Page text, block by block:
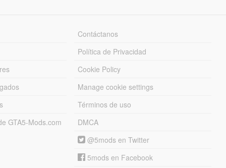
GTA5-Mods.com
Contáctanos
Política de Privacidad
Cookie Policy
Manage cookie settings
Términos de uso
DMCA
@5mods en Twitter
5mods en Facebook